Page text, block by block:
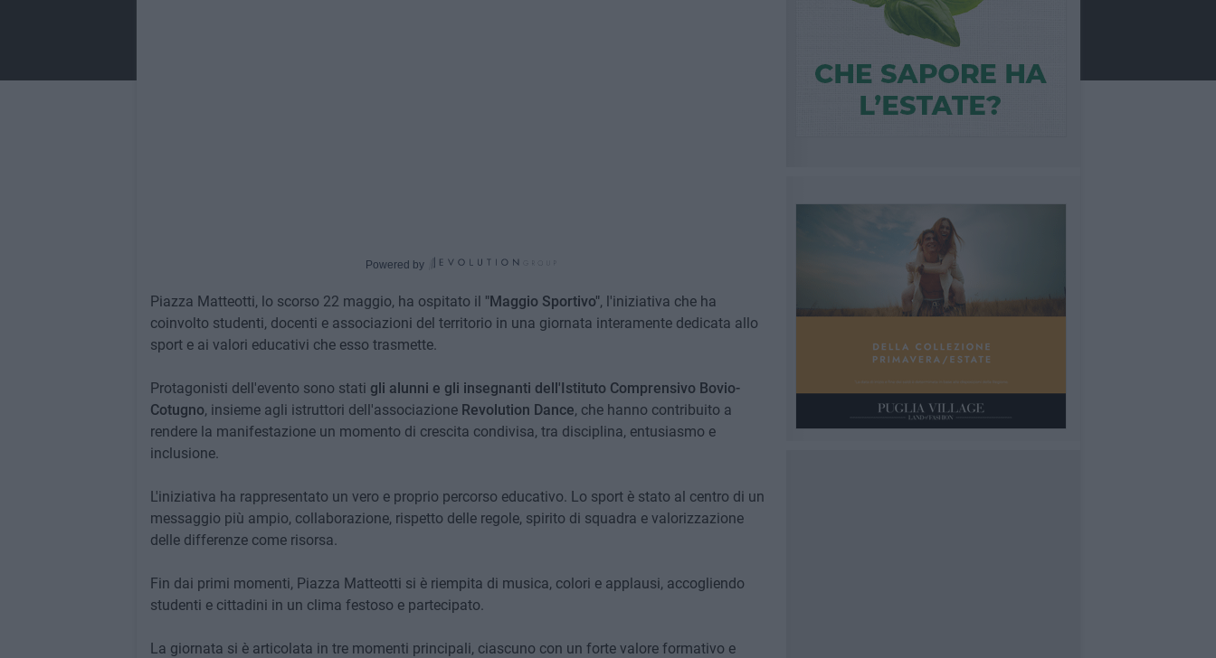
Powered by
Piazza Matteotti, lo scorso 22 maggio, ha ospitato il "Maggio Sportivo", l'iniziativa che ha
coinvolto studenti, docenti e associazioni del territorio in una giornata interamente dedicata allo
sport e ai valori educativi che esso trasmette.
Protagonisti dell'evento sono stati gli alunni e gli insegnanti dell'Istituto Comprensivo Bovio-
Cotugno, insieme agli istruttori dell'associazione Revolution Dance, che hanno contribuito a
rendere la manifestazione un momento di crescita condivisa, tra disciplina, entusiasmo e
inclusione.
L'iniziativa ha rappresentato un vero e proprio percorso educativo. Lo sport è stato al centro di un
messaggio più ampio, collaborazione, rispetto delle regole, spirito di squadra e valorizzazione
delle differenze come risorsa.
Fin dai primi momenti, Piazza Matteotti si è riempita di musica, colori e applausi, accogliendo
studenti e cittadini in un clima festoso e partecipato.
La giornata si è articolata in tre momenti principali, ciascuno con un forte valore formativo e